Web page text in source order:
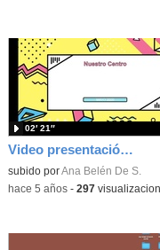
Video presentación CEIP Ramón Carande
Contenido educativo.
subido porAna Belén De S.
02′ 21″
-hace 5 años- 297